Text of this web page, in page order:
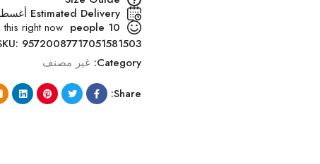
Estimated Delivery أغسطس 12 -
10
95720087717051581503
Category: غير مصنف
Share: